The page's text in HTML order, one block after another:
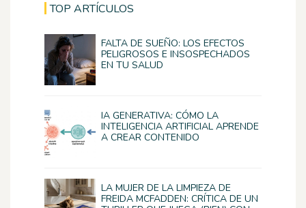
TOP ARTÍCULOS
FALTA DE SUEÑO: LOS EFECTOS
PELIGROSOS E INSOSPECHADOS
EN TU SALUD
IA GENERATIVA: CÓMO LA
INTELIGENCIA ARTIFICIAL APRENDE
A CREAR CONTENIDO
LA MUJER DE LA LIMPIEZA DE
FREIDA MCFADDEN: CRÍTICA DE UN